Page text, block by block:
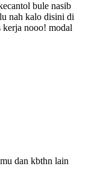
bule nasib
nah kalo disini di
kerja nooo! modal
dan kbthn lain